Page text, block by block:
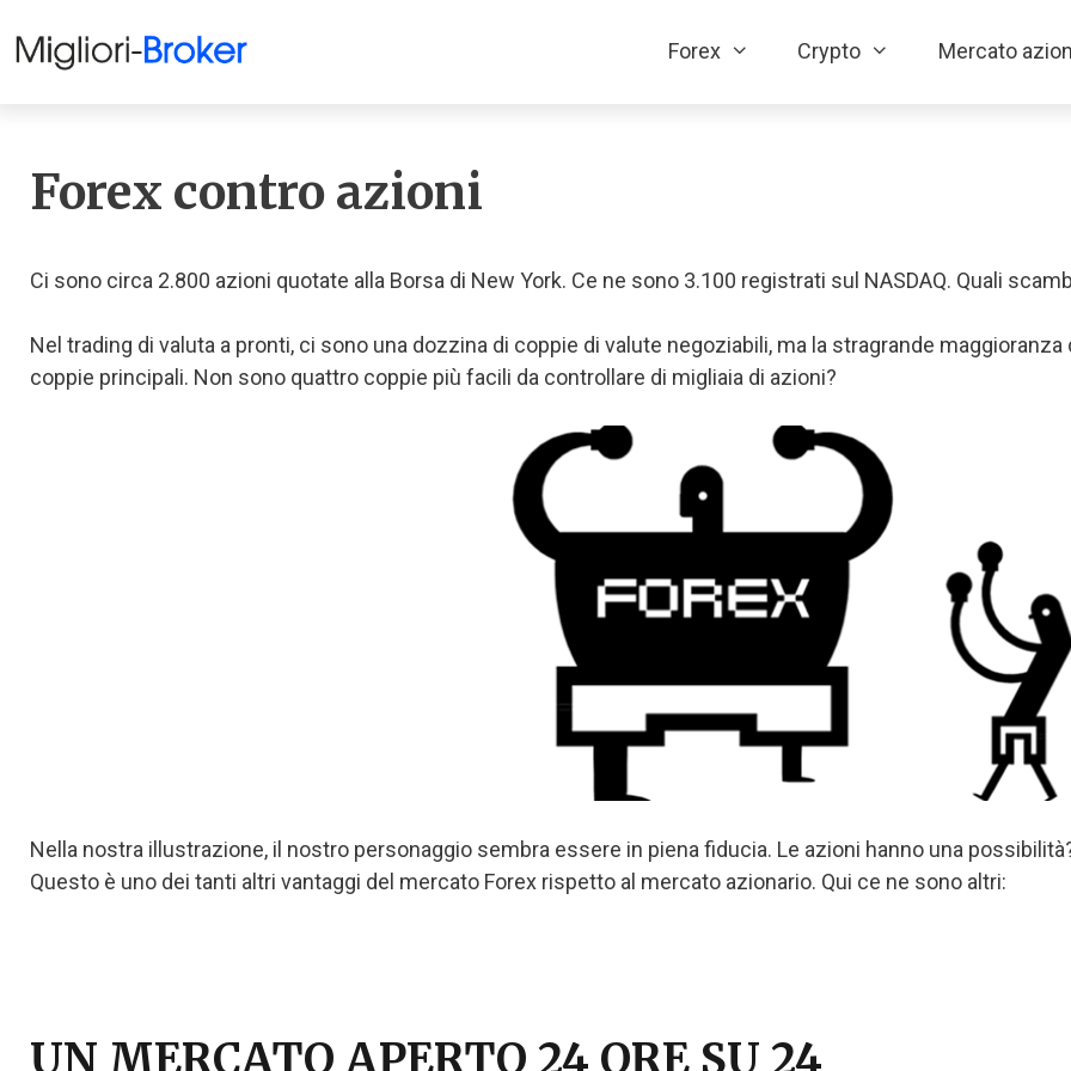
Forex Crypto Mercato
Forex contro azioni
Ci sono circa 2.800 azioni quotate alla Borsa di New York. Ce ne sono 3.100 registrati sul NASDAQ. Quali
Nel trading di valuta a pronti, ci sono una dozzina di coppie di valute negoziabili, ma la stragrande
coppie principali. Non sono quattro coppie più facili da controllare di migliaia di azioni?
Nella nostra illustrazione, il nostro personaggio sembra essere in piena fiducia. Le azioni hanno una
Questo è uno dei tanti altri vantaggi del mercato Forex rispetto al mercato azionario. Qui ce ne sono altri:
UN MERCATO APERTO 24 ORE SU 24